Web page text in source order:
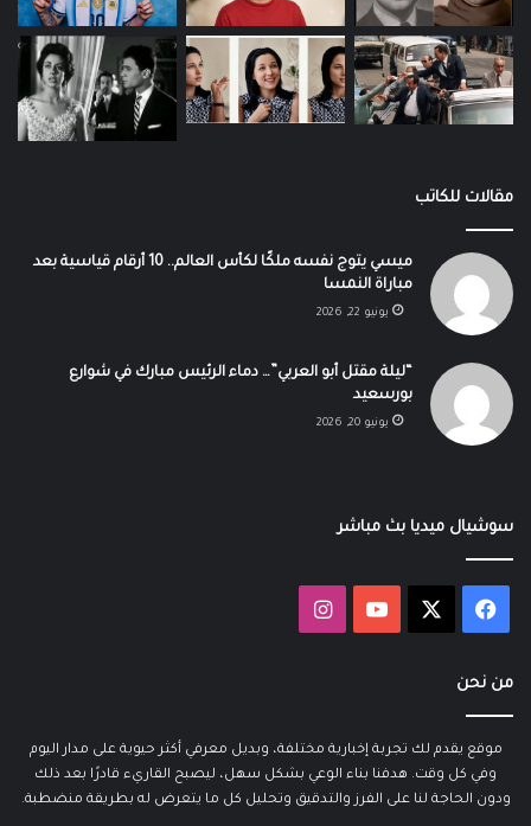
مقالات للكاتب
ميسي يتوج نفسه ملكًا لكأس العالم.. 10 أرقام قياسية بعد
مباراة النمسا
يونيو 22, 2026
“ليلة مقتل أبو العربي”… دماء الرئيس مبارك في شوارع
بورسعيد
يونيو 20, 2026
سوشيال ميديا بث مباشر
فيسبوك ‫YouTubeانستقرام
من نحن
موقع يقدم لك تجربة إخبارية مختلفة، وبديل معرفي أكثر حيوية على مدار اليوم
وفي كل وقت. هدفنا بناء الوعي بشكل سهل، ليصبح القاريء قادرًا بعد ذلك
ودون الحاجة لنا على الفرز والتدقيق وتحليل كل ما يتعرض له بطريقة منضطبة.